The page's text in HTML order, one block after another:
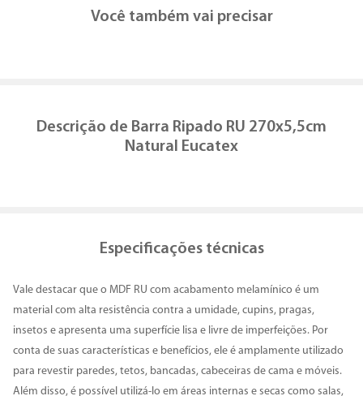
Você também vai precisar
Descrição de Barra Ripado RU 270x5,5cm
Natural Eucatex
Especificações técnicas
Vale destacar que o MDF RU com acabamento melamínico é um
material com alta resistência contra a umidade, cupins, pragas,
insetos e apresenta uma superfície lisa e livre de imperfeições. Por
conta de suas características e benefícios, ele é amplamente utilizado
para revestir paredes, tetos, bancadas, cabeceiras de cama e móveis.
Além disso, é possível utilizá-lo em áreas internas e secas como salas,